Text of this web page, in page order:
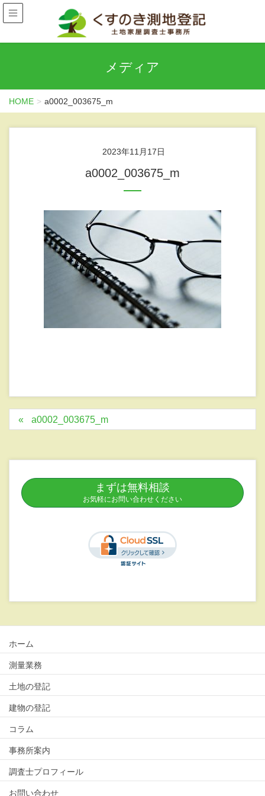
メディア
HOME a0002_003675_m
2023年11月17日
a0002_003675_m
a0002_003675_m
まずは無料相談
お気軽にお問い合わせください
ホーム
測量業務
土地の登記
建物の登記
コラム
事務所案内
調査士プロフィール
お問い合わせ